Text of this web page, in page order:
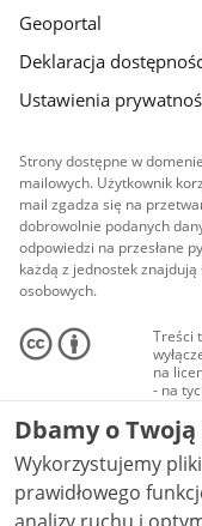
Geoportal
Deklaracja
Ustawienia
Strony dostępne w
mailowych. Użytkownik
mail zgadza się na
dobrowolnie podanych
odpowiedzi na przesłane
każdą z jednostek
osobowych.
Treści
na
- na
audio i
NC-
Dbamy o
Wykorzystujemy
prawidłowego